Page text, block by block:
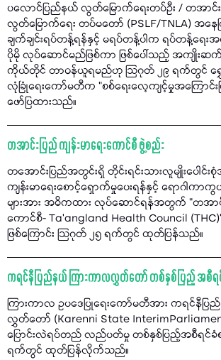
ပလောင်ပြည်နယ် လွတ်မြောက်ရေးတပ်ဦး / တအာင်း
လွတ်မြောက်ရေး တပ်မတော် (PSLF/TNLA) အနေဖ
ချက်ချင်းရပ်တန့်ရန်နှင့် မရပ်တန့်ပါက ရပ်တန့်ရေး
ပိုမို လုပ်ဆောင်မည်ဖြစ်ကာ ဖြစ်ပေါ်သည့် အကျိုးဆ
ကိုယ်တိုင် တာဝန်ယူရမည်ဟု သြဂုတ် ၂၉ ရက်တွင် ရွှေ
လုံခြုံရေးကော်မတီက "စစ်ရေးလေ့ကျင့်မှုအကြောင်းက
ဖော်ပြထားသည်။
တအာင်းပြည် ကျန်းမာရေးကောင်စီ ဖွဲ့စည်း
တအောင်းပြည်အတွင်းရှိ တိုင်းရင်းသားလူမျိုးပေ
ကျန်းမာရေးစောင့်ရှောက်မှုပေးရန်နှင့် ရောဂါကာကွ
များအား အဓိကထား လုပ်ဆောင်ရန်အတွက် "တအာင်း
ကောင်စီ- Ta’angland Health Council
ဖြစ်ကြောင်း သြဂုတ် ၂၅ ရက်တွင် ထုတ်ပြန်သည်။
ကရင်နီပြည်နယ် ကြားကာလလွှတ်တော် တစ်နှစ်ပြည့် အစီရ
ကြားကာလ ဥပဒေပြုရေးကော်မတီအား ကရင်နီပြ
လွှတ်တော် (Karenni State
ပြောင်းလဲရပ်တည် လည်ပတ်မှု တစ်နှစ်ပြည့်အစီရင်ခံ
ရက်တွင် ထုတ်ပြန်လိုက်သည်။